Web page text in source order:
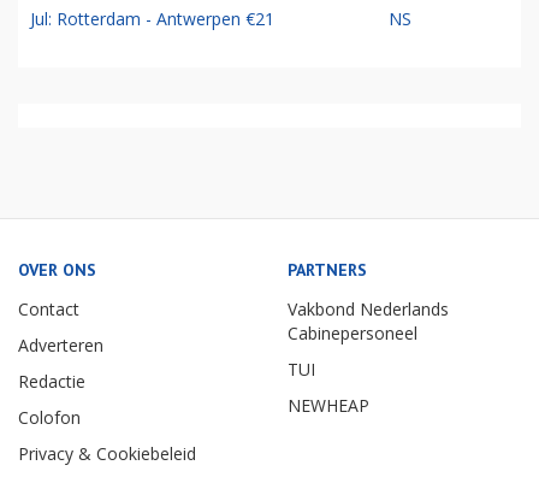
Jul: Rotterdam - Antwerpen €21 NS
OVER ONS
Contact
Adverteren
Redactie
Colofon
Privacy & Cookiebeleid
PARTNERS
Vakbond Nederlands
Cabinepersoneel
TUI
NEWHEAP